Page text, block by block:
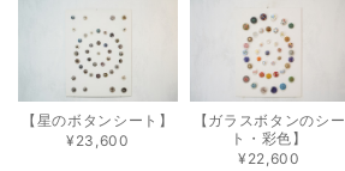
【星のボタンシート】
¥23,600
【ガラスボタンのシー
ト・彩色】
¥22,600